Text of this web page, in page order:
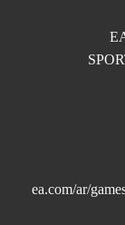
ea.com/ar/